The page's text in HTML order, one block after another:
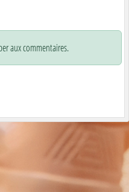
aux commentaires.